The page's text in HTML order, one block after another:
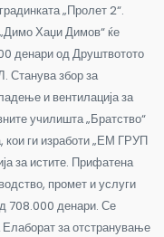
„Пролет 2“.
Хаџи Димов“ ќе
денари од Друштвотото
Станува збор за
и вентилација за
училишта „Братство“
ги изработи „ЕМ ГРУП
за истите. Прифатена
промет и услуги
денари. Се
Елаборат за отстранување